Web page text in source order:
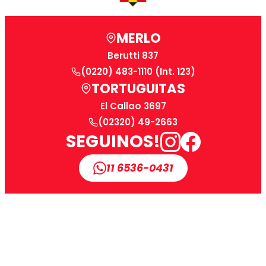
MERLO
Berutti 837
(0220) 483-1110 (Int. 123)
TORTUGUITAS
El Callao 3697
(02320) 49-2663
SEGUINOS!
11 6536-0431